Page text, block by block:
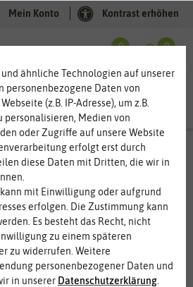
Mein Konto Kontrast erhöhen
0 0
- Pflanzenschutz
und kräftige Bäume
und einen hohen Ertrag haben, ist
notwendig. Dazu gehört nicht nur
auch der Schutz vor
von Wundstellen und die
Umweltschonende
ähnliche Technologien auf unserer
personenbezogene Daten von
(z.B. IP-Adresse), um z.B.
personalisieren, Medien von
oder Zugriffe auf unsere Website
erfolgt erst durch
diese Daten mit Dritten, die wir in
mit Einwilligung oder aufgrund
erfolgen. Die Zustimmung kann
Es besteht das Recht, nicht
zu einem späteren
zu widerrufen. Weitere
personenbezogener Daten und
in unserer Daten­schutz­erklärung